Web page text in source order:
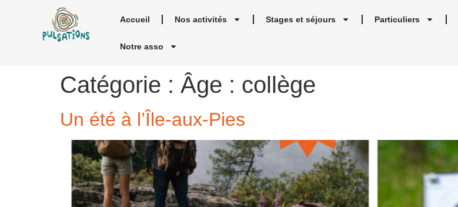
Accueil Nos activités Stages et séjours Particuliers
Notre asso
Catégorie : Âge : collège
Un été à l’Île-aux-Pies